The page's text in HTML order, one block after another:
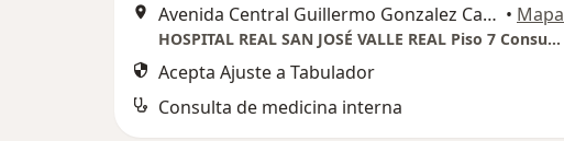
Avenida Central Guillermo Gonzalez Camarena 911, Zapopan • Mapa
HOSPITAL REAL SAN JOSÉ VALLE REAL Piso 7 Consultorio 12A
Acepta Ajuste a Tabulador
Consulta de medicina interna